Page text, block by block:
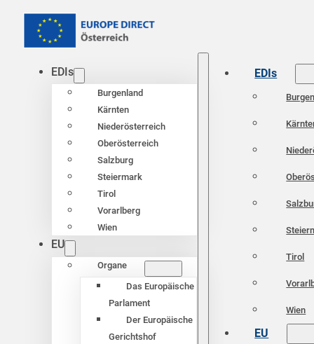
EDIs
Burgenland
Kärnten
Niederösterreich
Oberösterreich
Salzburg
Steiermark
Tirol
Vorarlberg
Wien
EU
Organe
Das Europäische
Parlament
Der Europäische
Gerichtshof
EDIs
Tirol
Wien
EU